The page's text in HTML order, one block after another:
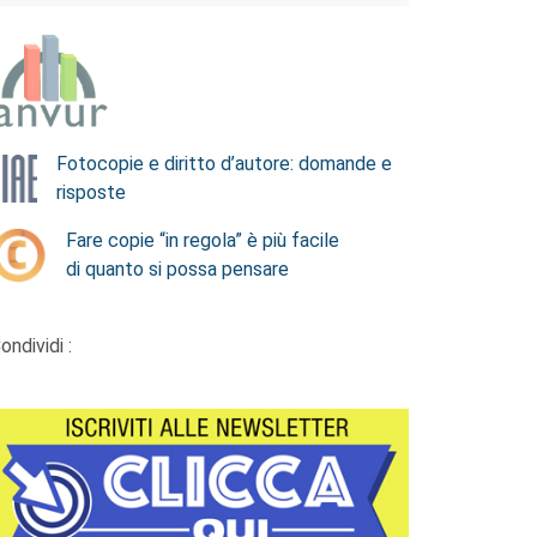
Fotocopie e diritto d’autore: domande e
risposte
Fare copie “in regola” è più facile
di quanto si possa pensare
: